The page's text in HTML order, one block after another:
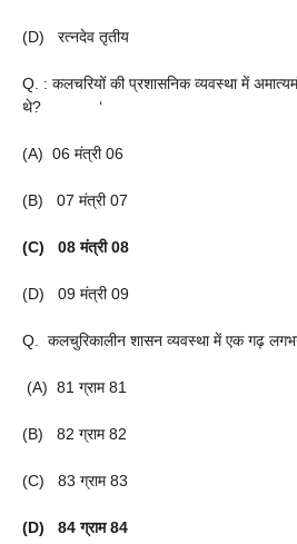
(D) रत्नदेव तृतीय
Q. : कलचरियों की प्रशासनिक व्यवस्था में
थे? ‘
(A) 06 मंत्री 06
(B) 07 मंत्री 07
(C) 08 मंत्री 08
(D) 09 मंत्री 09
Q. कलचुरिकालीन शासन व्यवस्था में एक गढ़
(A) 81 ग्राम 81
(B) 82 ग्राम 82
(C) 83 ग्राम 83
(D) 84 ग्राम 84